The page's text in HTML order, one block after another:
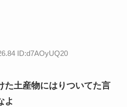
ID:d7AOyUQ20
た土産物にはりついてた言
よ